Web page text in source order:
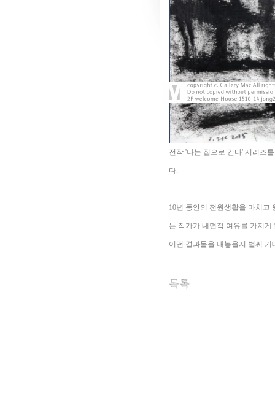
전작 '나는 집으로 간다' 시리즈
다.
10년 동안의 전원생활을 마치고
는 작가가 내면적 여유를 가지
어떤 결과물을 내놓을지 벌써 기